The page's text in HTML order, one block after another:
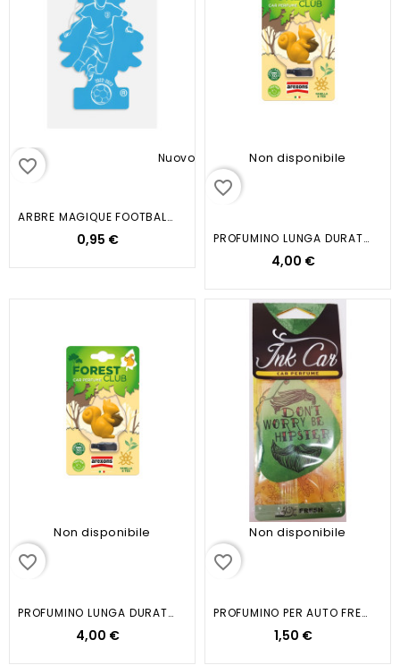
Nuovo
favorite_border
ARBRE MAGIQUE FOOTBALL BLUE
0,95 €
Non disponibile
favorite_border
PROFUMINO LUNGA DURATA...
4,00 €
Non disponibile
favorite_border
PROFUMINO LUNGA DURATA...
4,00 €
Non disponibile
favorite_border
PROFUMINO PER AUTO FRESH
1,50 €